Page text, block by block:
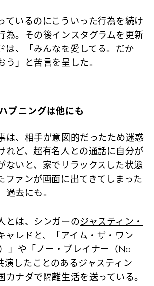
ているのにこういった行為を続け
為。その後インスタグラムを更新
は、「みんなを愛してる。だか
う」と苦言を呈した。
プニングは他にも
は、相手が意図的だったため迷惑
れど、超有名人との通話に自分が
ないと、家でリラックスした状態
ファンが画面に出てきてしまった
過去にも。
とは、シンガーのジャスティン・
ャレドと、「アイム・ザ・ワン
）」や「ノー・ブレイナー（No
演したことのあるジャスティン
カナダで隔離生活を送っている。